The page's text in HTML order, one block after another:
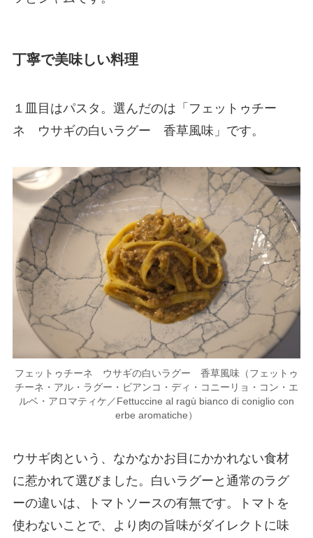
丁寧で美味しい料理
１皿目はパスタ。選んだのは「フェットゥチー
ネ ウサギの白いラグー 香草風味」です。
フェットゥチーネ ウサギの白いラグー 香草風味（フェットゥ
チーネ・アル・ラグー・ビアンコ・ディ・コニーリョ・コン・エ
ルベ・アロマティケ／Fettuccine al ragù bianco di coniglio con
erbe aromatiche）
ウサギ肉という、なかなかお目にかかれない食材
に惹かれて選びました。白いラグーと通常のラグ
ーの違いは、トマトソースの有無です。トマトを
使わないことで、より肉の旨味がダイレクトに味